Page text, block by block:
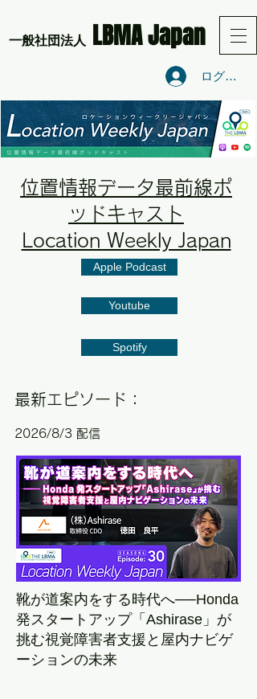
​一般社団法人 LBMA Japan
ログイン
位置情報データ最前線ポ
ッドキャスト
Location Weekly Japan
Apple Podcast
Youtube
Spotify
​最新エピソード：
2026/8/3 配信
靴が道案内をする時代へ──Honda
発スタートアップ「Ashirase」が
挑む視覚障害者支援と屋内ナビゲ
ーションの未来